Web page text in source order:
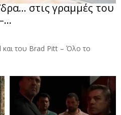
στις γραμμές του
του Brad Pitt – Όλο το